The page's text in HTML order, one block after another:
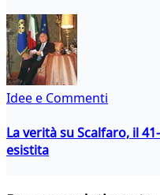
Idee e Commenti
La verità su Scalfaro, il
esistita